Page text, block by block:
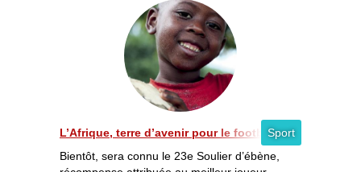
Sport
L’Afrique, terre d’avenir pour le football belge Les
Bientôt, sera connu le 23e Soulier d’ébène,